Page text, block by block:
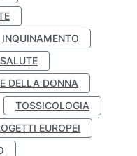
INQUINAMENTO
DELLA DONNA
TOSSICOLOGIA
EUROPEI